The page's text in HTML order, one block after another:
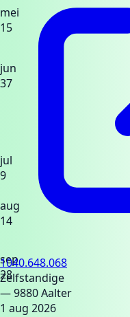
mei
15
jun
37
jul
9
aug
14
sep
28
1040.648.068
Zelfstandige
— 9880 Aalter
1 aug 2026